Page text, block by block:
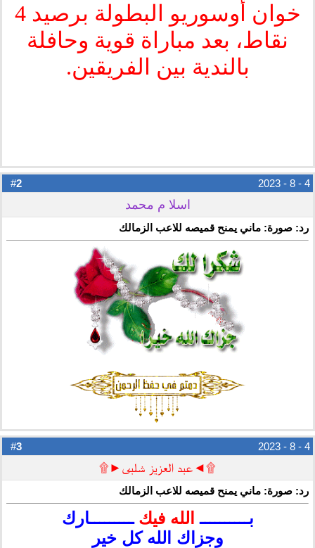
خوان أوسوريو البطولة برصيد 4
نقاط، بعد مباراة قوية وحافلة
بالندية بين الفريقين.
2 4 - 8 - 2023
اسلا م محمد
رد: صورة: ماني يمنح قميصه للاعب الزمالك
3 4 - 8 - 2023
۩◄عبد العزيز شلبى►۩
رد: صورة: ماني يمنح قميصه للاعب الزمالك
بــــــــــ الله فيك ـــــــــارك
وجزاك الله كل خير